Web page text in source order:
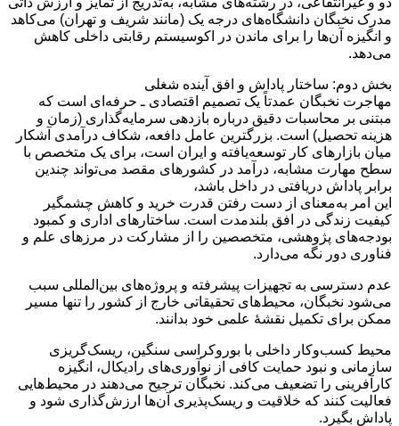
مدرک نخبگان دانشگاه‌های درجه یک (مانند شریف و تهران) می‌کاهد
و انگیزه آن‌ها را برای ماندن در اکوسیستم رقابتی داخلی کاهش
می‌دهد.
بخش دوم: ساختار پاداش و افق آینده شغلی
مهاجرت نخبگان عمدتاً یک تصمیم اقتصادی ـ حرفه‌ای است که
مبتنی بر محاسبات دقیق درباره بازدهی سرمایه‌گذاری (زمان و
هزینه تحصیل) است. بزرگترین عامل دافعه، شکاف درآمدی آشکار
میان بازارهای کار توسعه‌یافته و ایران است، برای یک متخصص با
سطح مهارت مشابه، درآمد در کشورهای مقصد می‌تواند چندین
برابر پاداش دریافتی در داخل باشد،
این امر به‌معنای از دست رفتن قدرت خرید و کاهش چشمگیر
کیفیت زندگی در افق بلندمدت است. ساختارهای اداری و کمبود
بودجه‌های پژوهشی، متخصصین را از مشارکت در مرزهای علم و
فناوری دور نگه می‌دارد.
عدم دسترسی به تجهیزات پیشرفته و پروژه‌های بین‌المللی سبب
می‌شود نخبگان، محیط‌های تحقیقاتی خارج از کشور را تنها مسیر
ممکن برای تکمیل نقشهٔ علمی خود بدانند.
محیط کسب‌وکار داخلی با بوروکراسی سنگین، ریسک‌گریزی
سازمانی و نبود حمایت کافی از نوآوری‌های رادیکال، انگیزه
کارآفرینی را تضعیف می‌کند. نخبگان ترجیح می‌دهند در محیط‌هایی
فعالیت کنند که خلاقیت و ریسک‌پذیری آن‌ها ارزش‌گذاری شود و
پاداش بگیرد.